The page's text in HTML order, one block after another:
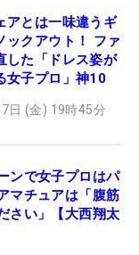
アとは一味違うギ
ックアウト！ ファ
した「ドレス姿が
女子プロ」神10
日 (金) 19時45分
ンで女子プロはパ
マチュアは「腹筋
さい」【大西翔太